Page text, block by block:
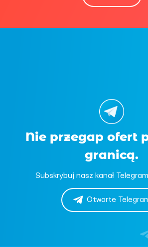
Nie przegap ofert
granicą.
Subskrybuj nasz kanał
Otwarte